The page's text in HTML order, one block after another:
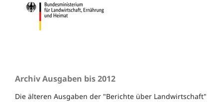
Archiv Ausgaben bis 2012
Die älteren Ausgaben der "Berichte über Landwirtschaft"